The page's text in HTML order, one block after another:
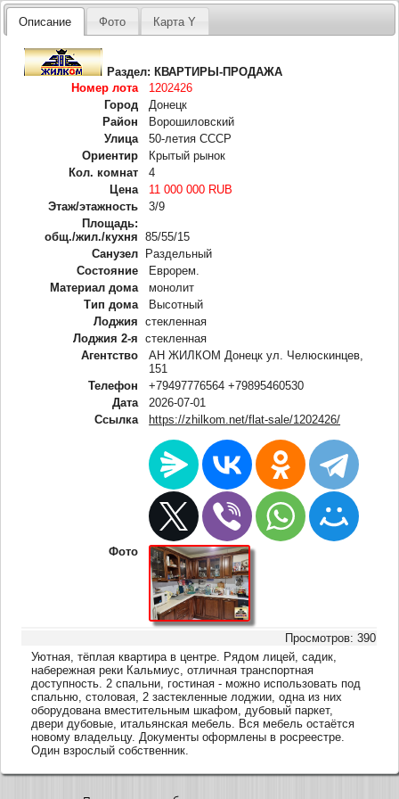
Описание Фото Карта Y
Раздел:КВАРТИРЫ-ПРОДАЖА
Номер лота
1202426
Город
Донецк
Район
Ворошиловский
Улица
50-летия СССР
Ориентир
Крытый рынок
Кол. комнат
4
Цена
11 000 000 RUB
Этаж/этажность
3/9
Площадь:
общ./жил./кухня
85/55/15
Санузел Раздельный
Состояние
Еврорем.
Материал дома
монолит
Тип дома
Высотный
Лоджия
стекленная
Лоджия 2-я
стекленная
Агентство
АН ЖИЛКОМ Донецк ул. Челюскинцев,
151
Телефон
+79497776564 +79895460530
Дата
2026-07-01
Ссылка
https://zhilkom.net/flat-sale/1202426/
Фото
Просмотров: 390
Уютная, тёплая квартира в центре. Рядом лицей, садик,
набережная реки Кальмиус, отличная транспортная
доступность. 2 спальни, гостиная - можно использовать под
спальню, столовая, 2 застекленные лоджии, одна из них
оборудована вместительным шкафом, дубовый паркет,
двери дубовые, итальянская мебель. Вся мебель остаётся
новому владельцу. Документы оформлены в росреестре.
Один взрослый собственник.